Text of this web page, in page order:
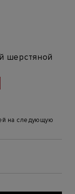
шерстяной
на следующую